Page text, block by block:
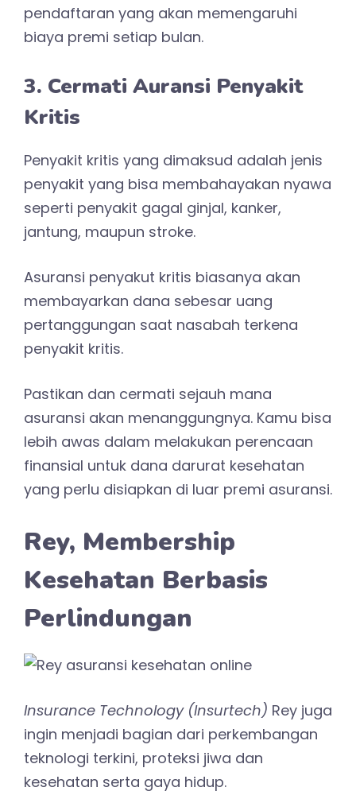
pendaftaran yang akan memengaruhi
biaya premi setiap bulan.
3. Cermati Auransi Penyakit
Kritis
Penyakit kritis yang dimaksud adalah jenis
penyakit yang bisa membahayakan nyawa
seperti penyakit gagal ginjal, kanker,
jantung, maupun stroke.
Asuransi penyakut kritis biasanya akan
membayarkan dana sebesar uang
pertanggungan saat nasabah terkena
penyakit kritis.
Pastikan dan cermati sejauh mana
asuransi akan menanggungnya. Kamu bisa
lebih awas dalam melakukan perencaan
finansial untuk dana darurat kesehatan
yang perlu disiapkan di luar premi asuransi.
Rey, Membership
Kesehatan Berbasis
Perlindungan
Insurance Technology (Insurtech) Rey juga
ingin menjadi bagian dari perkembangan
teknologi terkini, proteksi jiwa dan
kesehatan serta gaya hidup.